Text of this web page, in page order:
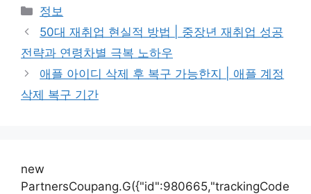
카
테
리
정보
50대 재취업 현실적 방법 | 중장년 재취업 성공
전략과 연령차별 극복 노하우
애플 아이디 삭제 후 복구 가능한지 | 애플 계정
삭제 복구 기간
new
PartnersCoupang.G({"id":980665,"trackingCode